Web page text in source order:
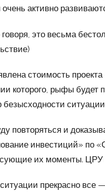
активно
говоря, это весьма
стоимость
которого, рыфы будет
безысходности
повторяться и
инвестиций» по
их моменты. ЦРУ
прекрасно все